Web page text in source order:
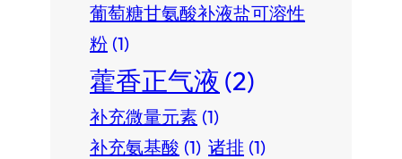
葡萄糖甘氨酸补液盐可溶性
粉 (1)
藿香正气液 (2)
补充微量元素 (1)
补充氨基酸 (1) 诸排 (1)